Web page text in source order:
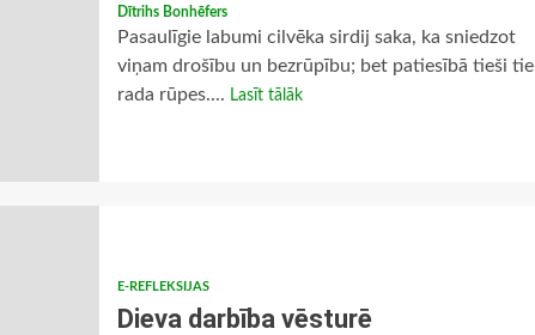
Dītrihs Bonhēfers
Pasaulīgie labumi cilvēka sirdij saka, ka sniedzot
viņam drošību un bezrūpību; bet patiesībā tieši tie
rada rūpes.... Lasīt tālāk
E-REFLEKSIJAS
Dieva darbība vēsturē